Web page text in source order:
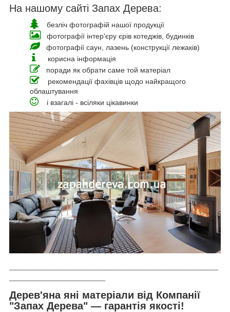
На нашому сайті Запах Дерева:
безліч фотографій нашої продукції
фотографії інтер'єру єрів котеджів, будинків
фотографії саун, лазень (конструкції лежаків)
корисна інформація
поради як обрати саме той матеріал
рекомендації фахівців щодо найкращого
облаштування
і взагалі - всіляки цікавинки
Дерев'яна яні матеріали від Компанії
"Запах Дерева" ― гарантія якості!